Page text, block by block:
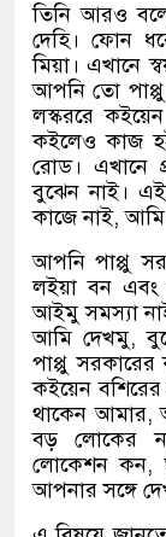
তিনি আরও
দেহি। ফোন
মিয়া। এখানে
আপনি তো
লস্কররে
কইলেও কাজ
রোড। এখানে
বুঝেন নাই।
কাজে নাই,আমি
আপনি পাপ্পু
লইয়া বন
আইমু সমস্যা
আমি দেখমু,
পাপ্পু
কইয়েন
থাকেন আমার,
বড় লোকের
লোকেশন কন,
আপনার সঙ্গে